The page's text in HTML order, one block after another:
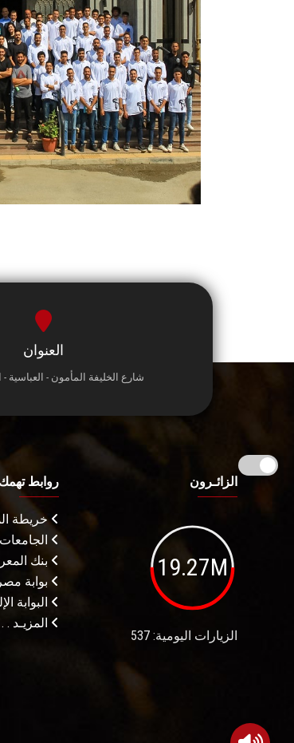
العنوان
شارع الخليفة المأمون - العباسية
الزائـرون
19.27M
الزيارات اليومية: 537
روابط تهمك
خريطة
بنك
بوابة
البوابة
المزيـد .